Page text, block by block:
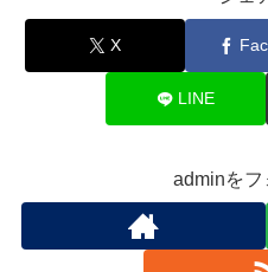
X
LINE
adminをフ